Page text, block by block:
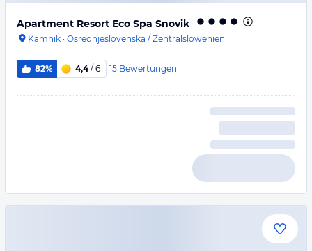
Apartment Resort Eco Spa Snovik
Kamnik · Osrednjeslovenska / Zentralslowenien
82% 4,4/ 6 15 Bewertungen